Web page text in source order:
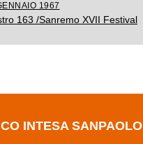
1967
163 /Sanremo XVII Festival
INTESA SANPAOLO